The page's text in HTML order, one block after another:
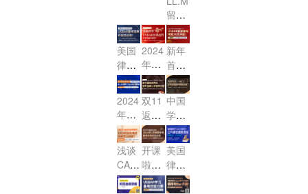
单选
题 公
开课
邀您
参
加！
ral E
viden
ce联
邦证
据法
第一
讲公
开
课，
它来
了！！
可以
持续
多
久？
开
课）
开
课）
在
即，
Cons
titutio
nal L
aw
（美
国宪
法）
公开
课名
额免
公开
课
之“合
同
法”来
啦！
留学
全攻
略：
从选
校到
毕业
及考
BA
R，
一站
式解
答！
美国
律考
USB
AR改
制来
袭，
如何
抓住
为数
不多
2024
年龙
年开
工首
播：
龙腾
律
界，
首战
必
新年
首
战，
2024
年2
月US
BAR
美国
律
考，
2024
年法
学院
新
生“春
季入
学礼
双11
返场
系列
之涉
外法
律人
才培
中国
学生
读LL.
M或
J.D.
对参
加美
浅谈
CAB
AR加
开课
啦，
2024
美国
律考
TRU